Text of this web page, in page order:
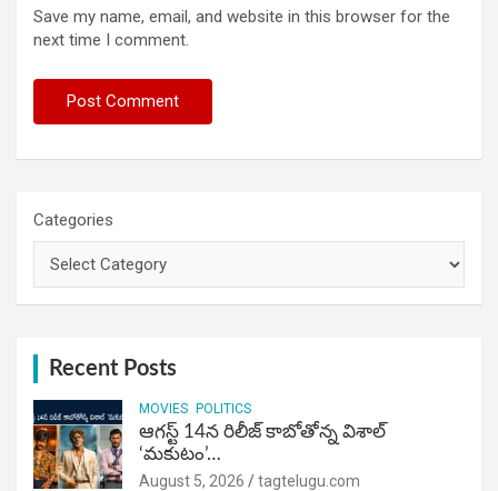
Save my name, email, and website in this browser for the
next time I comment.
Categories
Recent Posts
MOVIES POLITICS
ఆగస్ట్ 14న రిలీజ్ కాబోతోన్న విశాల్
‘మకుటం’…
August 5, 2026 tagtelugu.com